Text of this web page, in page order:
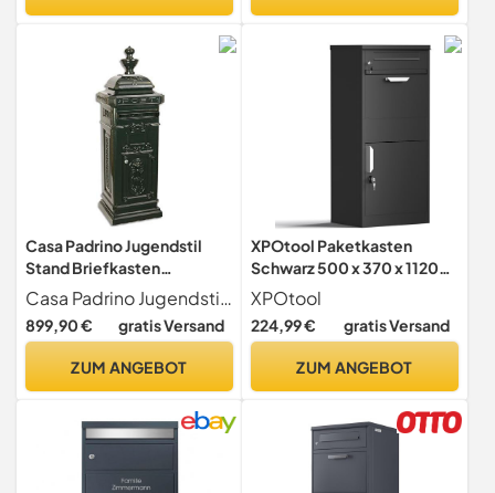
Casa Padrino Jugendstil
Stand Briefkasten
Dunkelgrün - Englischer
Antik Stil Briefkasten
Postkasten - Nostalgie
Casa Padrino Jugendstil Stand Briefkasten Dunkelgrün
899,90 € gratis Versand
ZUM ANGEBOT
XPOtool Paketkasten
Schwarz 500 x 370 x 1120
mm, Paketbox Zuhause,
Private Paketannahme
passend für Pakete und
Standbriefkasten Stahl
XPOtool
224,99 € gratis Versand
ZUM ANGEBOT